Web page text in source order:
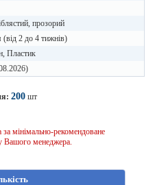
прозорий
2 до 4 тижнів)
Пластик
200 шт
мінімально-рекомендоване
Вашого менеджера.